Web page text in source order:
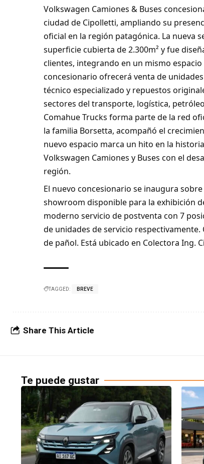
Volkswagen Camiones & Buses
ciudad de Cipolletti, ampliando su
oficial en la región patagónica. La nueva
superficie cubierta de 2.300m² y fue
clientes, integrando en un mismo
concesionario ofrecerá venta de
técnico especializado y repuestos
sectores del transporte, logística,
Comahue Trucks forma parte de la red
la familia Borsetta, acompañó el
nuevo espacio marca un hito en la
Volkswagen Camiones y Buses con el
región.
El nuevo concesionario se inaugura
showroom disponible para la exhibición
moderno servicio de postventa con 7
de unidades de servicio respectivamente.
de pañol. Está ubicado en Colectora Ing.
TAGGED: BREVE
Share This Article
Te puede gustar